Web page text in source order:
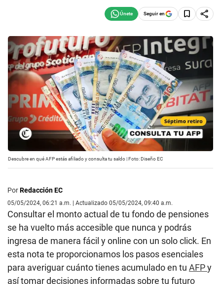
Seguir en
Descubre en qué AFP estás afiliado y consulta tu saldo | Foto: Diseño EC
PorRedacción EC
05/05/2024, 06:21 a.m. | Actualizado 05/05/2024, 09:40 a.m.
Consultar el monto actual de tu fondo de pensiones
se ha vuelto más accesible que nunca y podrás
ingresa de manera fácil y online con un solo click. En
esta nota te proporcionamos los pasos esenciales
para averiguar cuánto tienes acumulado en tu AFPy
así tomar decisiones informadas sobre tu futuro